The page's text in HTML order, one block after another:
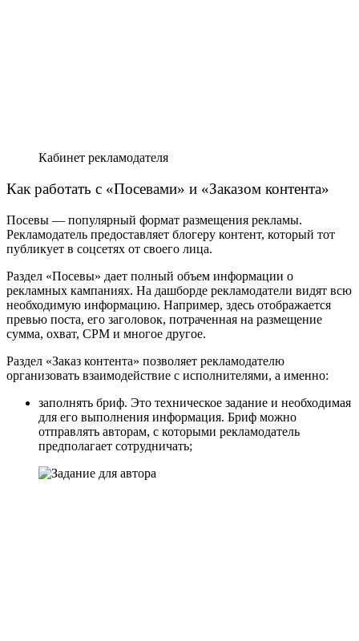
Кабинет рекламодателя
Как работать с «Посевами» и «Заказом контента»
Посевы — популярный формат размещения рекламы.
Рекламодатель предоставляет блогеру контент, который тот
публикует в соцсетях от своего лица.
Раздел «Посевы» дает полный объем информации о
рекламных кампаниях. На дашборде рекламодатели видят всю
необходимую информацию. Например, здесь отображается
превью поста, его заголовок, потраченная на размещение
сумма, охват, CPM и многое другое.
Раздел «Заказ контента» позволяет рекламодателю
организовать взаимодействие с исполнителями, а именно:
заполнять бриф. Это техническое задание и необходимая
для его выполнения информация. Бриф можно
отправлять авторам, с которыми рекламодатель
предполагает сотрудничать;